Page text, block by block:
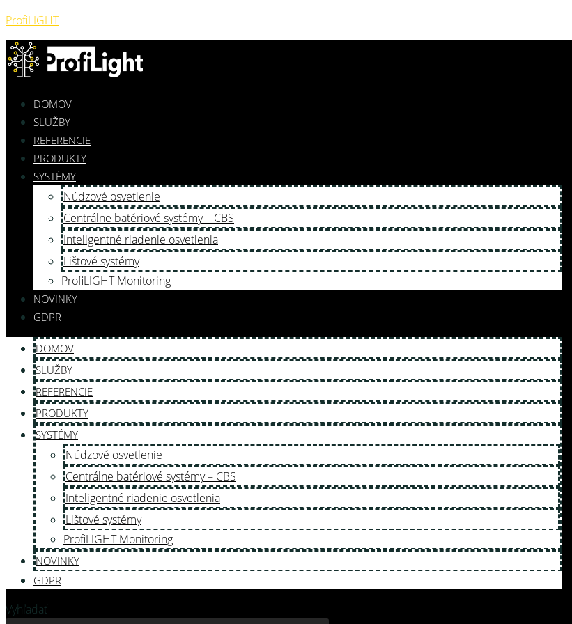
ProfiLIGHT
DOMOV
SLUŽBY
REFERENCIE
PRODUKTY
SYSTÉMY
Núdzové osvetlenie
Centrálne batériové systémy – CBS
Inteligentné riadenie osvetlenia
Lištové systémy
ProfiLIGHT Monitoring
NOVINKY
GDPR
DOMOV
SLUŽBY
REFERENCIE
PRODUKTY
SYSTÉMY
Núdzové osvetlenie
Centrálne batériové systémy – CBS
Inteligentné riadenie osvetlenia
Lištové systémy
ProfiLIGHT Monitoring
NOVINKY
GDPR
Vyhľadať